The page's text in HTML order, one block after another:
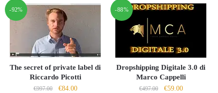
-92%
The secret of private label di
Riccardo Picotti
€997.00
Il
€84.00Il
-88%
Dropshipping Digitale 3.0 di
Marco Cappelli
€497.00
Il
€59.00Il